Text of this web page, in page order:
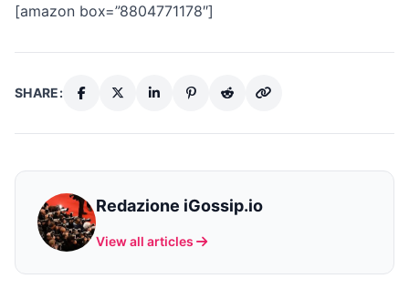
[amazon box=”8804771178″]
SHARE:
Redazione iGossip.io
View all articles